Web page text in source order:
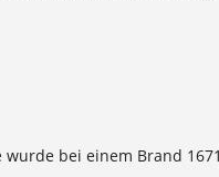
bei einem Brand